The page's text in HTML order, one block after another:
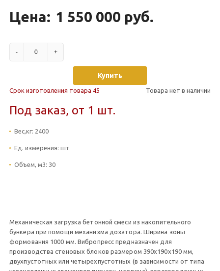
Цена: 1 550 000 руб.
- +
Купить
Срок изготовления товара 45 Товара нет в наличии
Под заказ, от 1 шт.
Вес,кг: 2400
Ед. измерения: шт
Объем, м3: 30
Механическая загрузка бетонной смеси из накопительного
бункера при помощи механизма дозатора. Ширина зоны
формования 1000 мм. Вибропресс предназначен для
производства стеновых блоков размером 390х190х190 мм,
двухпустотных или четырехпустотных (в зависимости от типа